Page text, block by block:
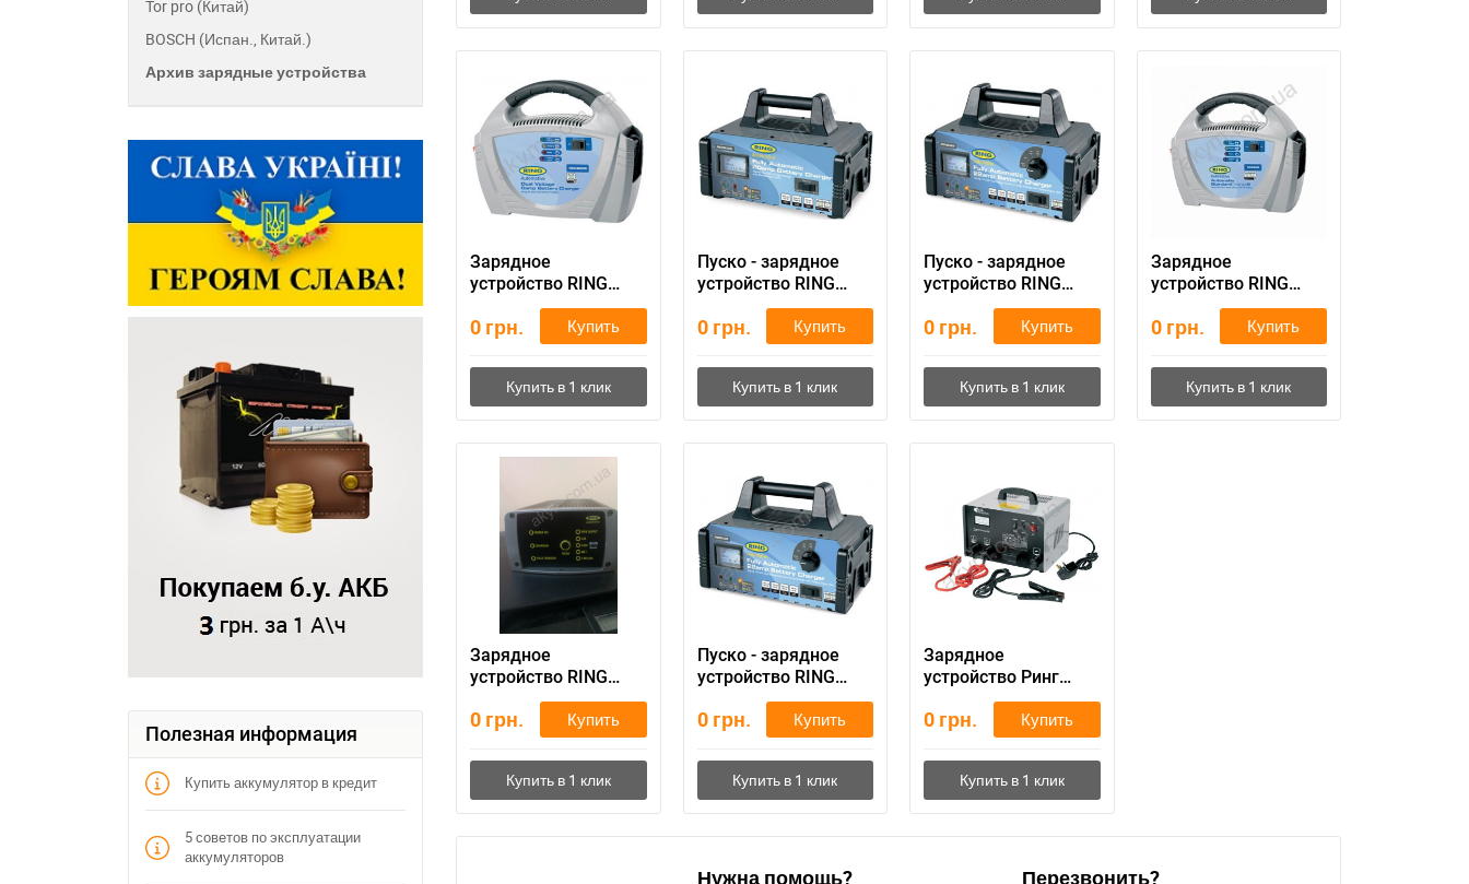
Tor pro (Китай)
BOSCH (Испан., Китай.)
Архив зарядные устройства
Полезная информация
Купить аккумулятор в кредит
5 советов по эксплуатации
аккумуляторов
Зарядное
устройство RING
RECB206
0 грн. Купить
Пуско - зарядное
устройство RING
RECB320
0 грн. Купить
Пуско - зарядное
устройство RING
RECB322
0 грн. Купить
Зарядное
устройство RING
RECB208
0 грн. Купить
Зарядное
устройство RING
RSCPR15 АКЦИЯ
0 грн. Купить
Пуско - зарядное
устройство RING
RECB322 mini АКЦИЯ
0 грн. Купить
Зарядное
устройство Ринг
0 грн. Купить
Нужна помощь? Перезвонить?